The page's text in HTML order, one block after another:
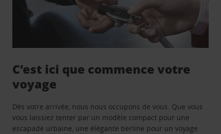
C’est ici que commence votre
voyage
Dès votre arrivée, nous nous occupons de vous. Que vous
vous laissiez tenter par un modèle compact pour une
escapade urbaine, une élégante berline pour un voyage